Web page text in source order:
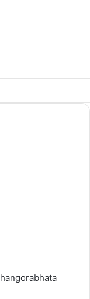
किया नमन